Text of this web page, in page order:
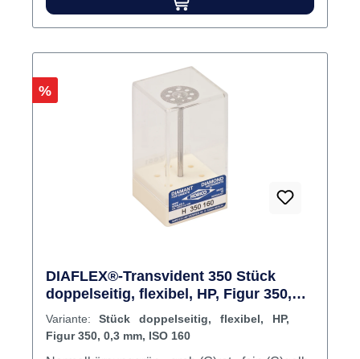
Rabatt
%
DIAFLEX®-Transvident 350 Stück
doppelseitig, flexibel, HP, Figur 350,
0,3 mm, ISO 160
Variante: Stück doppelseitig, flexibel, HP,
Figur 350, 0,3 mm, ISO 160